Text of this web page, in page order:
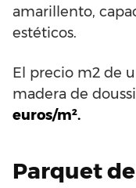
amarillento,
estéticos.
El precio m2 de
madera de
euros/m².
Parquet